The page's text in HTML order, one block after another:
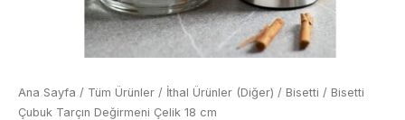
Ana Sayfa / Tüm Ürünler / İthal Ürünler (Diğer) / Bisetti / Bisetti
Çubuk Tarçın Değirmeni Çelik 18 cm